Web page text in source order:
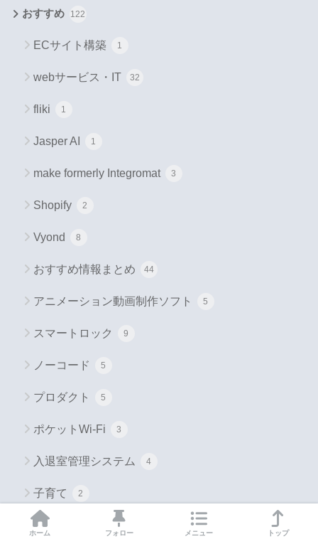
おすすめ 122
ECサイト構築 1
webサービス・IT 32
fliki 1
Jasper AI 1
make formerly Integromat 3
Shopify 2
Vyond 8
おすすめ情報まとめ 44
アニメーション動画制作ソフト 5
スマートロック 9
ノーコード 5
プロダクト 5
ポケットWi-Fi 3
入退室管理システム 4
子育て 2
給与計算・年末調整
ホーム フォロー メニュー トップ